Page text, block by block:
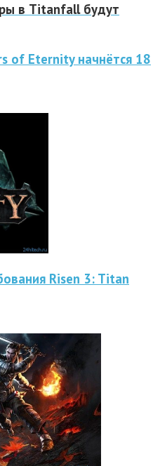
в Titanfall будут
of Eternity начнётся 18
Risen 3: Titan